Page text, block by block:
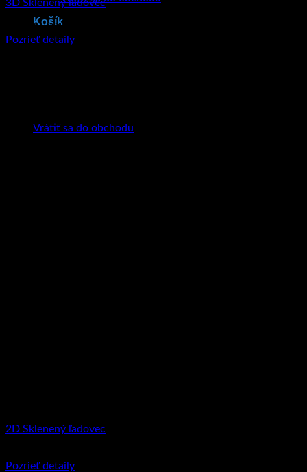
Košík
Vrátiť sa do obchodu
3D Sklenený ľadovec
50.95 – €154.90
Pozrieť detaily
2D Sklenený ľadovec
Pozrieť detaily